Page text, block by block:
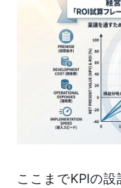
ここまでKPIの